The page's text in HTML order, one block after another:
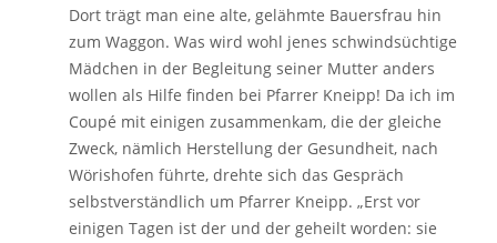
Dort trägt man eine alte, gelähmte Bauersfrau hin
zum Waggon. Was wird wohl jenes schwindsüchtige
Mädchen in der Begleitung seiner Mutter anders
wollen als Hilfe finden bei Pfarrer Kneipp! Da ich im
Coupé mit einigen zusammenkam, die der gleiche
Zweck, nämlich Herstellung der Gesundheit, nach
Wörishofen führte, drehte sich das Gespräch
selbstverständlich um Pfarrer Kneipp. „Erst vor
einigen Tagen ist der und der geheilt worden: sie